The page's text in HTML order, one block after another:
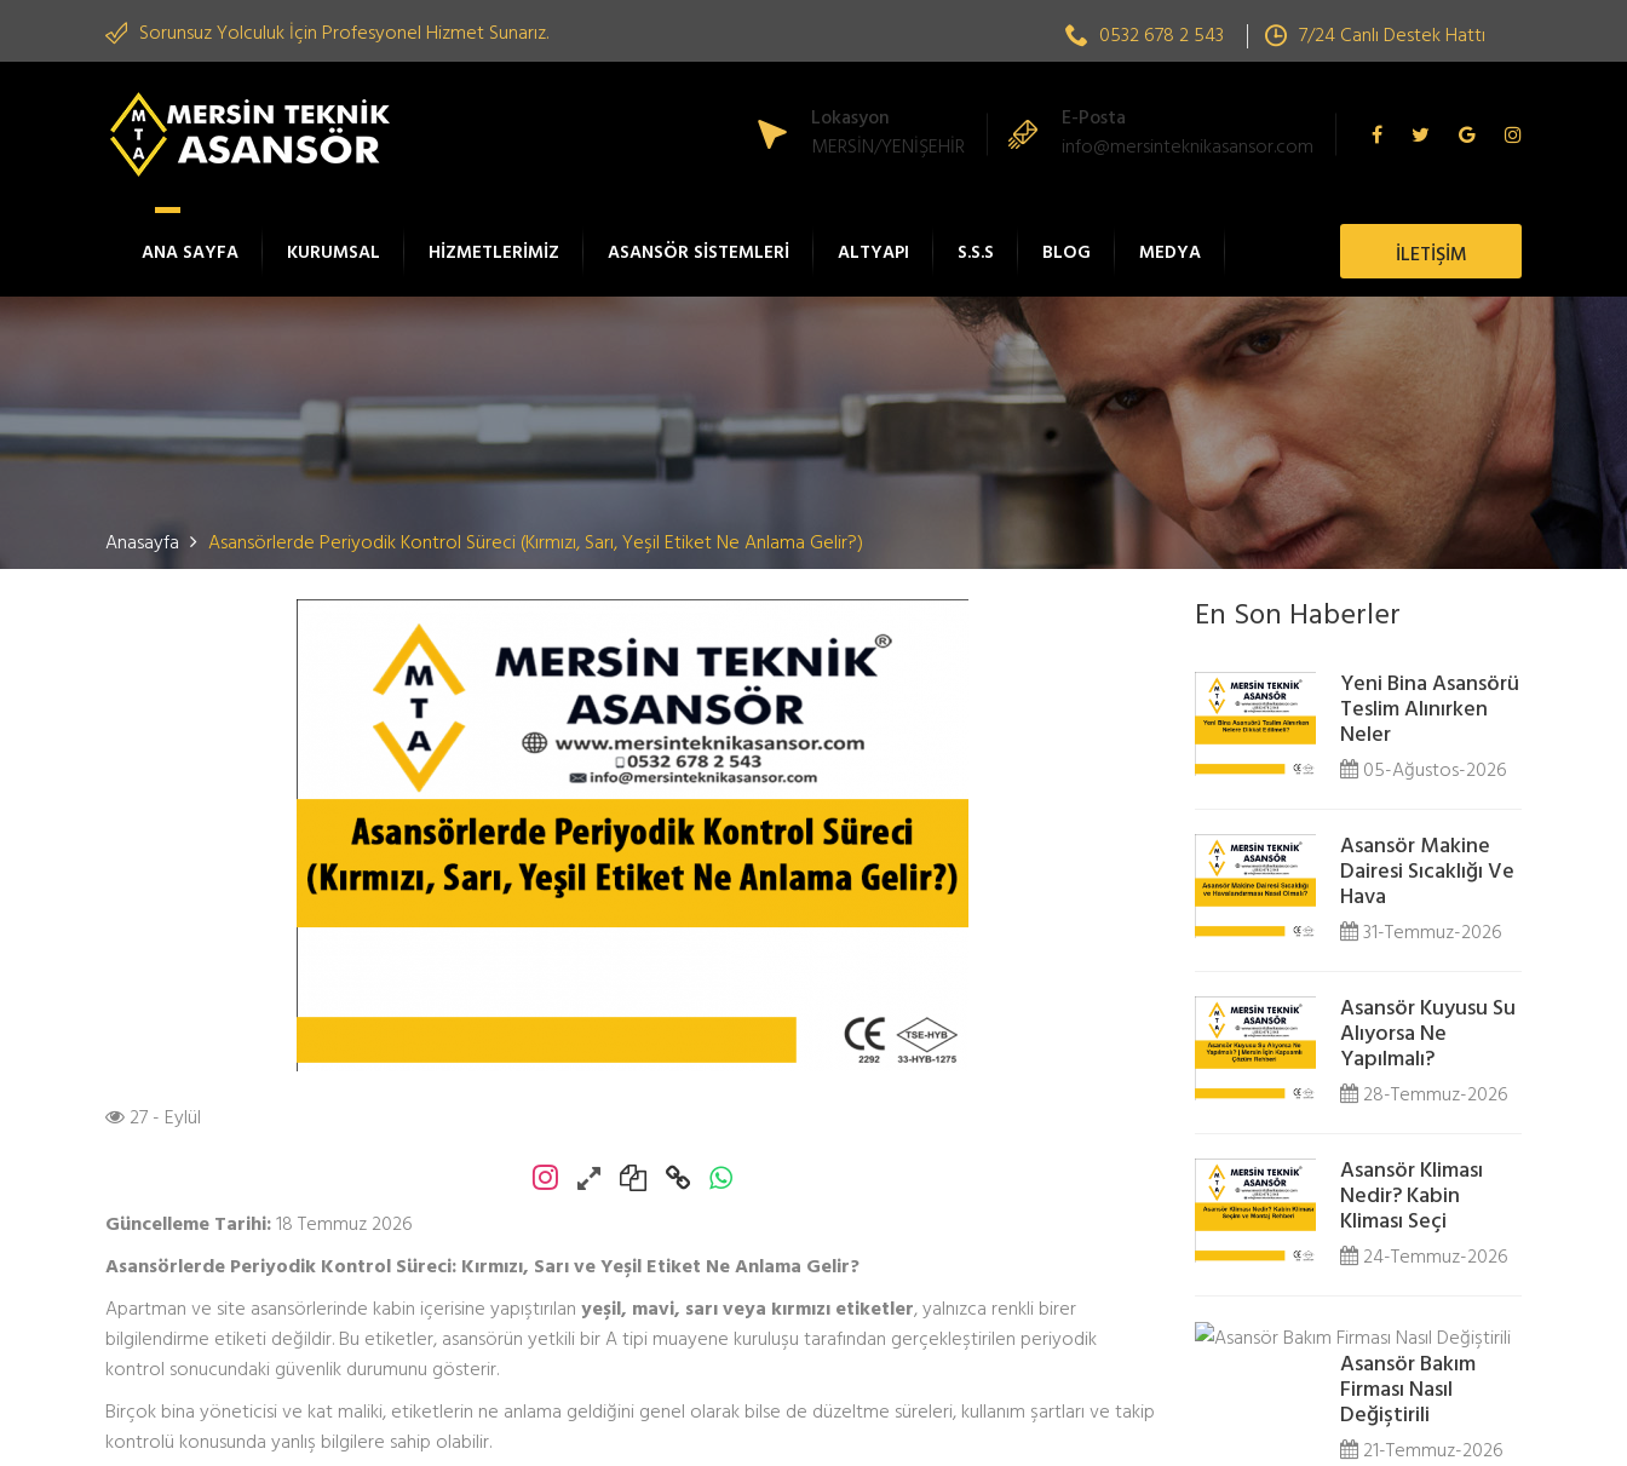
Sorunsuz Yolculuk İçin Profesyonel Hizmet Sunarız. 0532 678 2 543 7/24 Canlı Destek Hattı
E-Posta
info@mersinteknikasansor.com
Lokasyon
MERSİN/YENİŞEHİR
ANA SAYFA KURUMSAL HİZMETLERİMİZ ASANSÖR SİSTEMLERİ ALTYAPI S.S.S BLOG MEDYA İLETİŞİM
Anasayfa Asansörlerde Periyodik Kontrol Süreci (Kırmızı, Sarı, Yeşil Etiket Ne Anlama Gelir?)
27 - Eylül
Güncelleme Tarihi:18 Temmuz 2026
Asansörlerde Periyodik Kontrol Süreci: Kırmızı, Sarı ve Yeşil Etiket Ne Anlama Gelir?
Apartman ve site asansörlerinde kabin içerisine yapıştırılan yeşil, mavi, sarı veya kırmızı etiketler, yalnızca renkli birer
bilgilendirme etiketi değildir. Bu etiketler, asansörün yetkili bir A tipi muayene kuruluşu tarafından gerçekleştirilen periyodik
kontrol sonucundaki güvenlik durumunu gösterir.
Birçok bina yöneticisi ve kat maliki, etiketlerin ne anlama geldiğini genel olarak bilse de düzeltme süreleri, kullanım şartları ve takip
kontrolü konusunda yanlış bilgilere sahip olabilir.
En Son Haberler
Yeni Bina Asansörü
Teslim Alınırken
Neler
05-Ağustos-2026
Asansör Makine
Dairesi Sıcaklığı Ve
Hava
31-Temmuz-2026
Asansör Kuyusu Su
Alıyorsa Ne
Yapılmalı?
28-Temmuz-2026
Asansör Kliması
Nedir? Kabin
Kliması Seçi
24-Temmuz-2026
Asansör Bakım
Firması Nasıl
Değiştirili
21-Temmuz-2026